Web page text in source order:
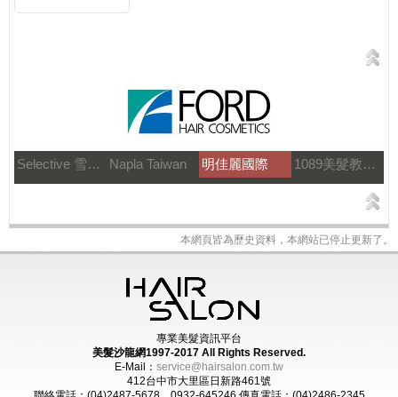
Selective 雪樂媞 Napla Taiwan 明佳麗國際 1089美髮教育團隊
本網頁皆為歷史資料，本網站已停止更新了。
專業美髮資訊平台
美髮沙龍網1997-2017 All Rights Reserved.
E-Mail： service@hairsalon.com.tw
412台中市大里區日新路461號